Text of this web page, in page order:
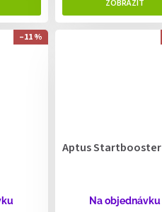
–11 %
Aptus Startbooster
Na objednávku